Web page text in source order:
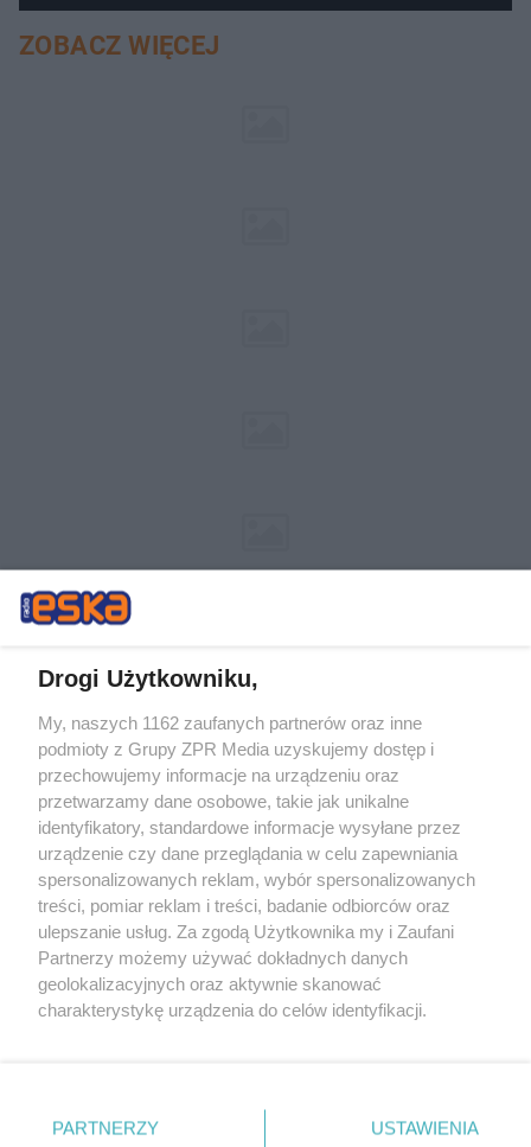
ZOBACZ WIĘCEJ
Żaden utwór zamieszczony w serwisie nie może być powielany i
rozpowszechniany lub dalej rozpowszechniany w jakikolwiek sposób (w
tym także elektroniczny lub mechaniczny) na jakimkolwiek polu
eksploatacji w jakiejkolwiek formie, włącznie z umieszczaniem w
Internecie bez pisemnej zgody właściciela praw. Jakiekolwiek użycie lub
wykorzystanie utworów w całości lub w części z naruszeniem prawa,
tzn. bez właściwej zgody, jest zabronione pod groźbą kary i może być
ścigane prawnie.
Drogi Użytkowniku,
My, naszych 1162 zaufanych partnerów oraz inne
podmioty z Grupy ZPR Media uzyskujemy dostęp i
przechowujemy informacje na urządzeniu oraz
przetwarzamy dane osobowe, takie jak unikalne
identyfikatory, standardowe informacje wysyłane przez
urządzenie czy dane przeglądania w celu zapewniania
spersonalizowanych reklam, wybór spersonalizowanych
treści, pomiar reklam i treści, badanie odbiorców oraz
ulepszanie usług. Za zgodą Użytkownika my i Zaufani
Partnerzy możemy używać dokładnych danych
geolokalizacyjnych oraz aktywnie skanować
charakterystykę urządzenia do celów identyfikacji.
zmienić/wycofać klikając przycisk ustawień prywatności
PARTNERZY USTAWIENIA